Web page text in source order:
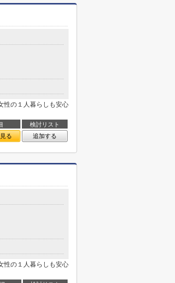
性の１人暮らしも安心
検討リスト
る 追加する
性の１人暮らしも安心